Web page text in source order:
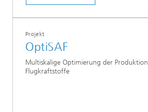
Projekt
OptiSAF
Multiskalige Optimierung der
Flugkraftstoffe